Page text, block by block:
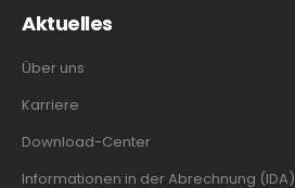
Aktuelles
Über uns
Karriere
Download-Center
Informationen in der Abrechnung (IDA)